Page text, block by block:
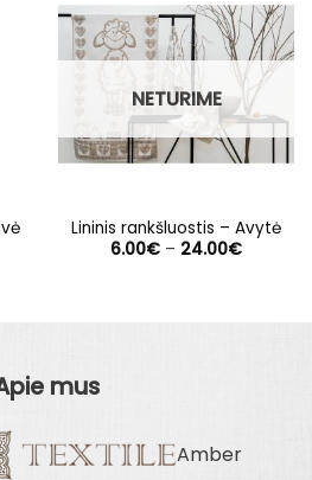
NETURIME
Lininis rankšluostis – Avytė
6.00€ – 24.00€Price
mus
Amber